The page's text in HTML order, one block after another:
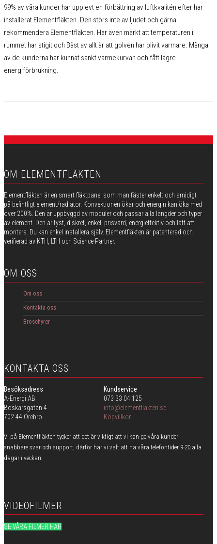
99% av våra kunder har upplevt en förbättring av luftkvalitén efter har
installerat Elementfläkten. Den störs inte av ljudet och gärna
rekommendera Elementfläkten. Har även märkt att temperaturen i
rummet har stigit och Bäst av allt är att golven har blivit varmare. Många
av de kunderna har kunnat sänkt värmekurvan och fått lägre
energiförbrukning.
OM ELEMENTFLÄKTEN
Elementfläkten är en smart fläktpanel som man fäster enkelt och smidigt
på befintligt element/radiator. Konvektionen ökar och energin kan öka med
över 200%. Den är uppbyggd av moduler och passar alla längder och typer
av element. Den är tyst, diskret, enkel, prisvärd, energieffektiv och lätt att
montera. Du kan enkel installera själv. Elementfläkten är patenterad och
verifierad av KTH, LTH och Science Partner.
OM OSS
Om oss
Kontakta oss
Broschyrer
KONTAKTA OSS
Besöksadress
A-Energi AB
Boskärsgatan 4
702 44 Örebro
Kundservice
073 33 04 125
info@elementflakten.se
Köpvillkor
Vi på Elementfläkten tycker att det är viktigt att vi kan ge våra kunder
snabbare svar och support, därför har vi valt att ha våra telefontider 9-20 alla
dagar i veckan.
VIDEOFILMER
SE VÅRA FILMER HÄR